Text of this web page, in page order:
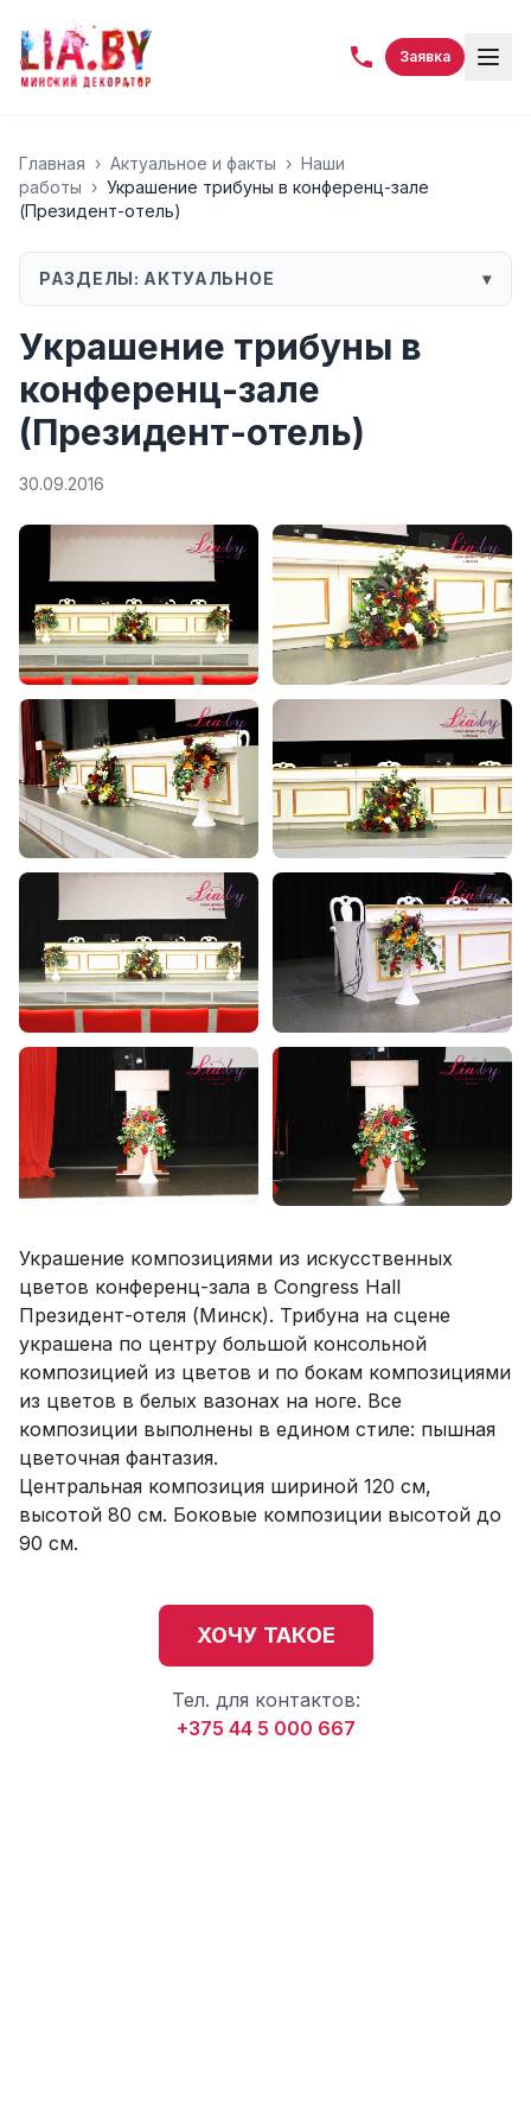
Заявка
Главная › Актуальное и факты › Наши
работы › Украшение трибуны в конференц-зале
(Президент-отель)
РАЗДЕЛЫ: АКТУАЛЬНОЕ ▾
Украшение трибуны в
конференц-зале
(Президент-отель)
30.09.2016
Украшение композициями из искусственных
цветов конференц-зала в Congress Hall
Президент-отеля (Минск). Трибуна на сцене
украшена по центру большой консольной
композицией из цветов и по бокам композициями
из цветов в белых вазонах на ноге. Все
композиции выполнены в едином стиле: пышная
цветочная фантазия.
Центральная композиция шириной 120 см,
высотой 80 см. Боковые композиции высотой до
90 см.
ХОЧУ ТАКОЕ
Тел. для контактов:
+375 44 5 000 667